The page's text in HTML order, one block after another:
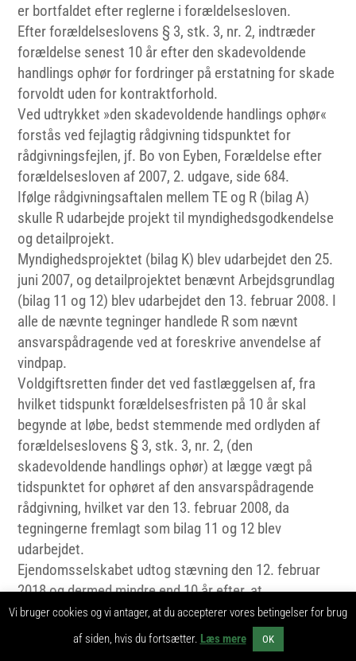
er bortfaldet efter reglerne i forældelsesloven.
Efter forældelseslovens § 3, stk. 3, nr. 2, indtræder
forældelse senest 10 år efter den skadevoldende
handlings ophør for fordringer på erstatning for skade
forvoldt uden for kontraktforhold.
Ved udtrykket »den skadevoldende handlings ophør«
forstås ved fejlagtig rådgivning tidspunktet for
rådgivningsfejlen, jf. Bo von Eyben, Forældelse efter
forældelsesloven af 2007, 2. udgave, side 684.
Ifølge rådgivningsaftalen mellem TE og R (bilag A)
skulle R udarbejde projekt til myndighedsgodkendelse
og detailprojekt.
Myndighedsprojektet (bilag K) blev udarbejdet den 25.
juni 2007, og detailprojektet benævnt Arbejdsgrundlag
(bilag 11 og 12) blev udarbejdet den 13. februar 2008. I
alle de nævnte tegninger handlede R som nævnt
ansvarspådragende ved at foreskrive anvendelse af
vindpap.
Voldgiftsretten finder det ved fastlæggelsen af, fra
hvilket tidspunkt forældelsesfristen på 10 år skal
begynde at løbe, bedst stemmende med ordlyden af
forældelseslovens § 3, stk. 3, nr. 2, (den
skadevoldende handlings ophør) at lægge vægt på
tidspunktet for ophøret af den ansvarspådragende
rådgivning, hvilket var den 13. februar 2008, da
tegningerne fremlagt som bilag 11 og 12 blev
udarbejdet.
Ejendomsselskabet udtog stævning den 12. februar
2018 og dermed mindre end 10 år efter, at
forældelsesfristen var begyndt at løbe.
Efter forældelseslovens § 20, stk. 1, blev forældelsen
Vi bruger cookies og vi antager, at du accepterer vores betingelser for brug
af siden, hvis du fortsætter. Læs mere OK